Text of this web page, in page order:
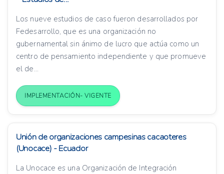
Los nueve estudios de caso fueron desarrollados por
Fedesarrollo, que es una organización no
gubernamental sin ánimo de lucro que actúa como un
centro de pensamiento independiente y que promueve
el de...
IMPLEMENTACIÓN- VIGENTE
Unión de organizaciones campesinas cacaoteres
(Unocace) - Ecuador
La Unocace es una Organización de Integración